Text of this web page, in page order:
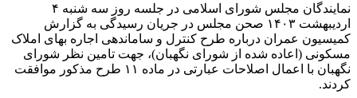
نمایندگان مجلس شورای اسلامی در جلسه روز سه شنبه ۴
اردیبهشت ۱۴۰۳ صحن مجلس در جریان رسیدگی به گزارش
کمیسیون عمران درباره طرح کنترل و ساماندهی اجاره بهای املاک
مسکونی (اعاده شده از شورای نگهبان)، جهت تامین نظر شورای
نگهبان با اعمال اصلاحات عبارتی در ماده ۱۱ طرح مذکور موافقت
کردند.